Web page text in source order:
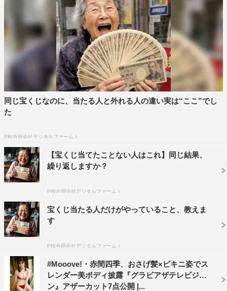
同じ宝くじなのに、当たる人と外れる人の違い実は“ここ”でし
た
PR(合同会社デジタルファーム )
【宝くじ当てたことない人はこれ】同じ結果、
繰り返しますか？
PR(合同会社デジタルファーム )
宝くじ当たる人だけがやっていること、教えま
す
PR(合同会社デジタルファーム )
#Mooove!・赤間四季、おさげ髪×ビキニ姿でス
レンダー美ボディ披露『グラビアザテレビジョ
ン』アザーカット7点公開 |...